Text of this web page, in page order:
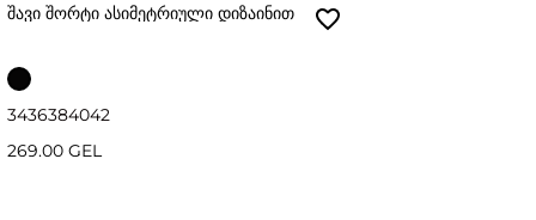
შავი შორტი ასიმეტრიული დიზაინით
3436384042
269.00 GEL